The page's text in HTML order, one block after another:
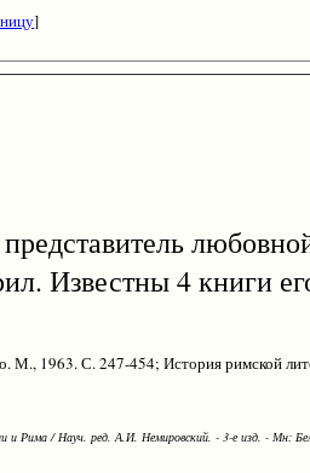
]
Известны 4 книги
М., 1963. С. 247-454; История римской
и Рима / Науч. ред. А.И. Немировский. - 3-е изд. - Мн: